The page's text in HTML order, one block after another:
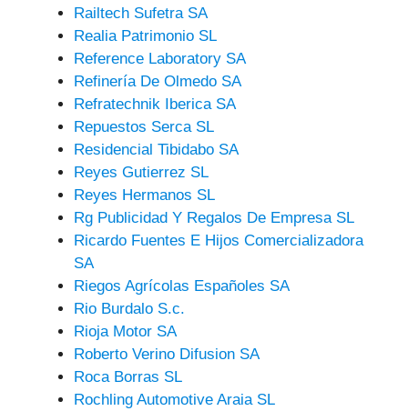
Railtech Sufetra SA
Realia Patrimonio SL
Reference Laboratory SA
Refinería De Olmedo SA
Refratechnik Iberica SA
Repuestos Serca SL
Residencial Tibidabo SA
Reyes Gutierrez SL
Reyes Hermanos SL
Rg Publicidad Y Regalos De Empresa SL
Ricardo Fuentes E Hijos Comercializadora
SA
Riegos Agrícolas Españoles SA
Rio Burdalo S.c.
Rioja Motor SA
Roberto Verino Difusion SA
Roca Borras SL
Rochling Automotive Araia SL